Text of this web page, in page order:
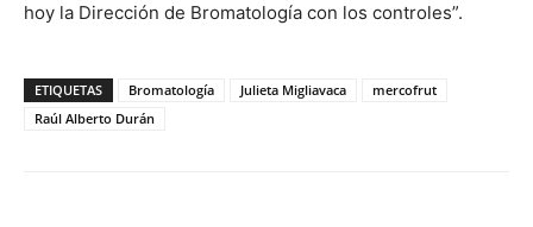
hoy la Dirección de Bromatología con los controles”.
ETIQUETAS Bromatología Julieta Migliavaca
mercofrut
Raúl Alberto Durán